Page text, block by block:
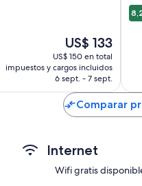
El
precio
actual
es
de
US$ 133
US$ 133
US$ 150 en total
impuestos y cargos incluidos
6 sept. - 7 sept.
8.2
de
Comparar
Internet
Wifi gratis